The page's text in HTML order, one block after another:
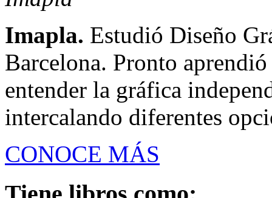
Imapla. Estudió Diseño
Barcelona. Pronto
entender la gráfica
intercalando diferentes
CONOCE MÁS